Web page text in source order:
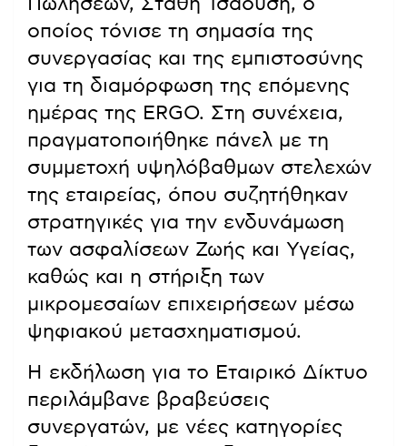
οποίος τόνισε τη σημασία της
συνεργασίας και της εμπιστοσύνης
για τη διαμόρφωση της επόμενης
ημέρας της ERGO. Στη συνέχεια,
πραγματοποιήθηκε πάνελ με τη
συμμετοχή υψηλόβαθμων στελεχών
της εταιρείας, όπου συζητήθηκαν
στρατηγικές για την ενδυνάμωση
των ασφαλίσεων Ζωής και Υγείας,
καθώς και η στήριξη των
μικρομεσαίων επιχειρήσεων μέσω
ψηφιακού μετασχηματισμού.
Η εκδήλωση για το Εταιρικό Δίκτυο
περιλάμβανε βραβεύσεις
συνεργατών, με νέες κατηγορίες